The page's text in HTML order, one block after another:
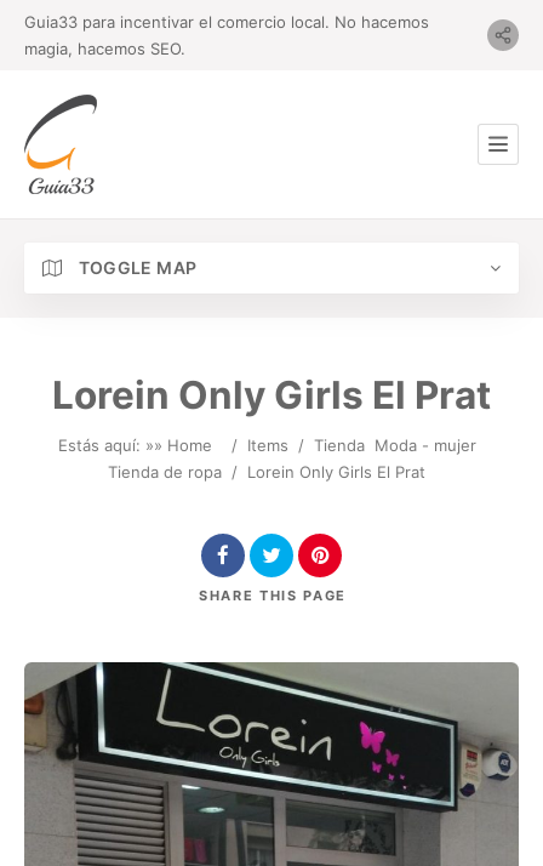
Guia33 para incentivar el comercio local. No hacemos
magia, hacemos SEO.
TOGGLE MAP
Lorein Only Girls El Prat
Estás aquí: »» Home / Items / Tienda Moda - mujer
Tienda de ropa / Lorein Only Girls El Prat
SHARE THIS PAGE